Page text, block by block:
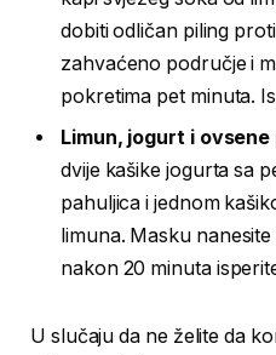
dobiti odličan piling
zahvaćeno područje i
pokretima pet minuta.
Limun, jogurt i ovsene
dvije kašike jogurta sa
pahuljica i jednom
limuna. Masku
nakon 20 minuta
U slučaju da ne želite da